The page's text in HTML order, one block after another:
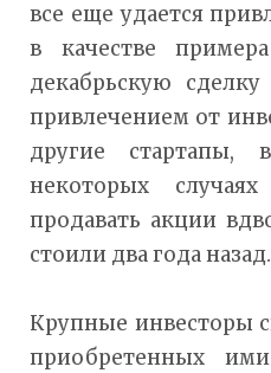
все еще удается
в качестве
декабрьскую
привлечением от
другие стартапы,
некоторых
продавать акции
стоили два года назад.
Крупные инвесторы
приобретенных